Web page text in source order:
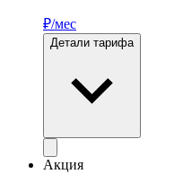
₽/мес
Детали тарифа
Акция